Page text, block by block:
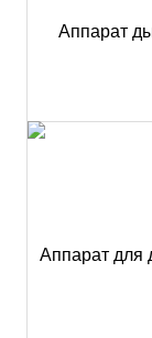
Аппарат
Аппарат для